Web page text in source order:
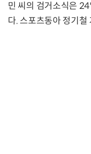
민 씨의 검거소식은
다. 스포츠동아 정기